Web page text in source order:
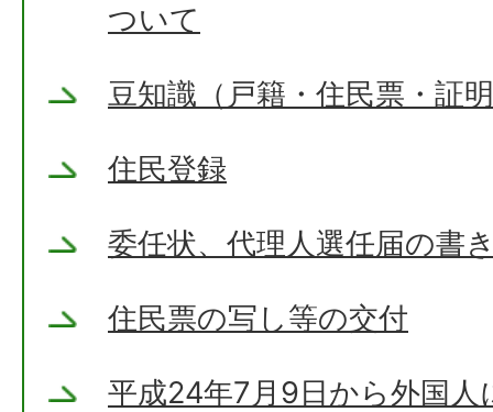
ついて
豆知識（戸籍・住民票・証
住民登録
委任状、代理人選任届の書
住民票の写し等の交付
平成24年7月9日から外国人